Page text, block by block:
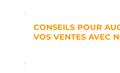
CONSEILS POUR
VOS VENTES AVEC